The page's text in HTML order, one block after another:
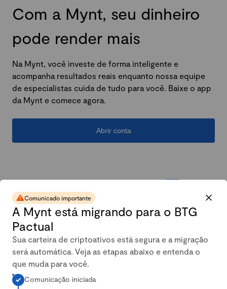
Com a Mynt, seu dinheiro
pode render mais
Na Mynt, você investe de forma inteligente e
acompanha resultados reais enquanto nossa equipe
de especialistas cuida de tudo para você. Baixe o app
da Mynt e comece agora.
Abrir conta
A carteira conservadora da
Comunicado importante
A Mynt está migrando para o BTG
Pactual
Sua carteira de criptoativos está segura e a migração
será automática. Veja as etapas abaixo e entenda o
que muda para você.
Comunicação iniciada